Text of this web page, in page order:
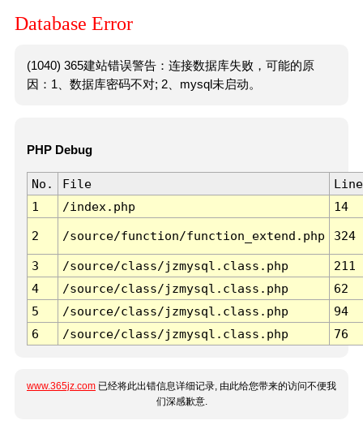
Database Error
(1040) 365建站错误警告：连接数据库失败，可能的原
因：1、数据库密码不对; 2、mysql未启动。
PHP Debug
No. File
Line
1
/index.php 14
2 /source/function/function_extend.php 324
3 /source/class/jzmysql.class.php
211
4
/source/class/jzmysql.class.php
62
5
/source/class/jzmysql.class.php
94
6
/source/class/jzmysql.class.php 76
www.365jz.com 已经将此出错信息详细记录, 由此给您带来的访问不便我
们深感歉意.